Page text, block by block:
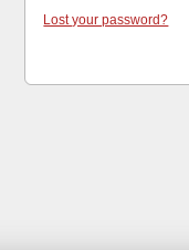
Lost your password?